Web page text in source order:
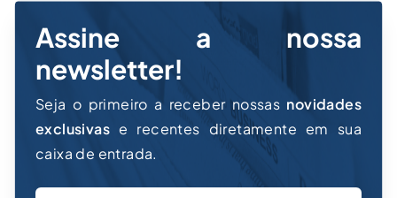
Assine a nossa
newsletter!
Seja o primeiro a receber nossas novidades
exclusivas e recentes diretamente em sua
caixa de entrada.